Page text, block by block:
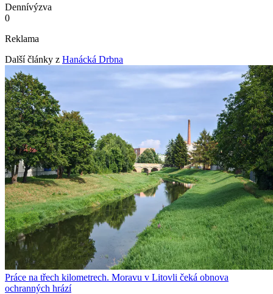
Dennívýzva
0
Reklama
Další články z Hanácká Drbna
Práce na třech kilometrech. Moravu v Litovli čeká obnova
ochranných hrází